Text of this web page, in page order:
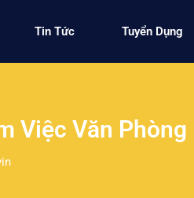
Tin Tức Tuyển Dụng
Việc Văn Phòng